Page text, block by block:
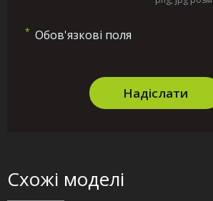
* Обов'язкові поля
Надіслати
Схожі моделі